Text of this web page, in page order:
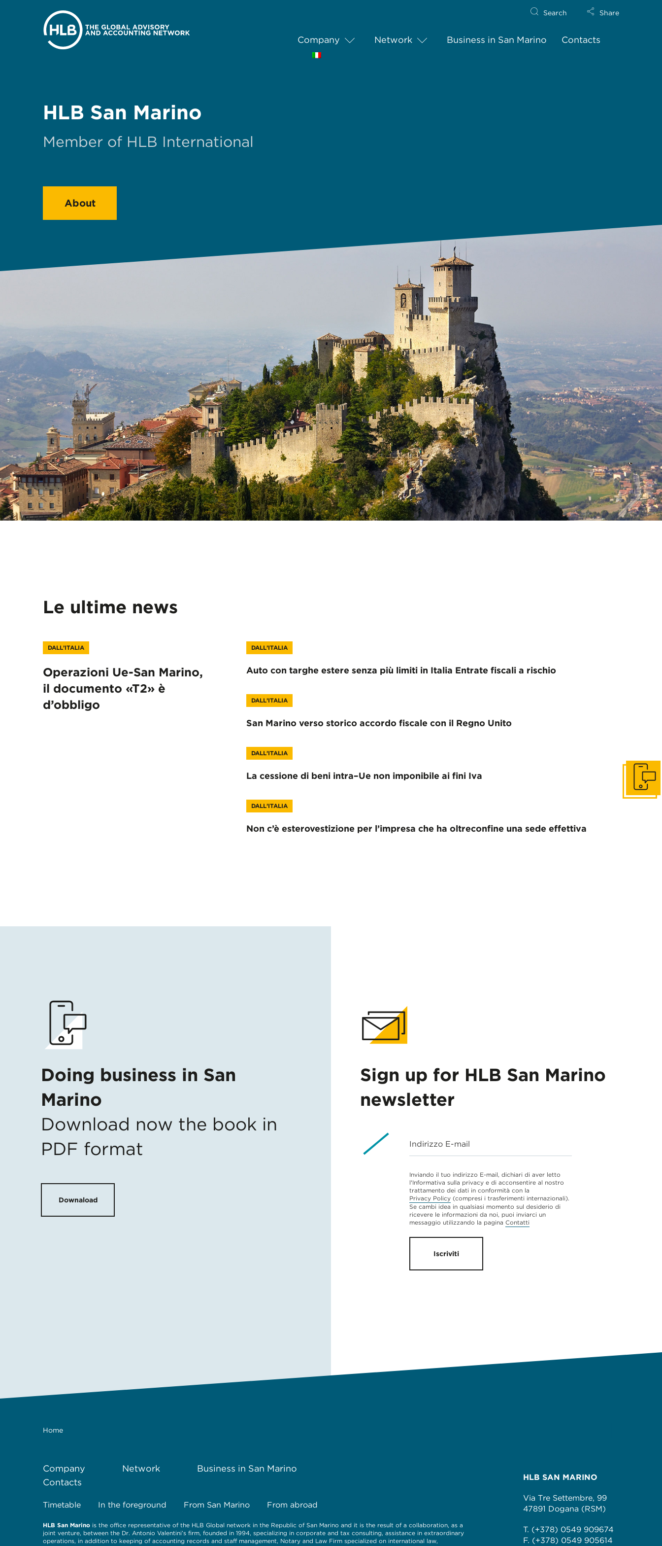
Company Network Business in San Marino Contacts
Search Share
HLB San Marino
Member of HLB International
About
Le ultime news
DALL’ITALIA
Operazioni Ue-San Marino,
il documento «T2» è
d’obbligo
DALL’ITALIA
Auto con targhe estere senza più limiti in Italia Entrate fiscali a rischio
DALL’ITALIA
San Marino verso storico accordo fiscale con il Regno Unito
DALL’ITALIA
La cessione di beni intra–Ue non imponibile ai fini Iva
DALL’ITALIA
Non c’è esterovestizione per l’impresa che ha oltreconfine una sede effettiva
Doing business in San
Marino
Download now the book in
PDF format
Downaload
Sign up for HLB San Marino
newsletter
Indirizzo E-mail
Inviando il tuo indirizzo E-mail, dichiari di aver letto
l'Informativa sulla privacy e di acconsentire al nostro
trattamento dei dati in conformità con la
Privacy Policy (compresi i trasferimenti internazionali).
Se cambi idea in qualsiasi momento sul desiderio di
ricevere le informazioni da noi, puoi inviarci un
messaggio utilizzando la pagina Contatti
Iscriviti
Home
Company Network
Business in San Marino
Contacts
Timetable In the foreground From San Marino From abroad
HLB SAN MARINO
Via Tre Settembre, 99
47891 Dogana (RSM)
T. (+378) 0549 909674
F. (+378) 0549 905614
HLB San Marino is the office representative of the HLB Global network in the Republic of San Marino and it is the result of a collaboration, as a
joint venture, between the Dr. Antonio Valentini’s firm, founded in 1994, specializing in corporate and tax consulting, assistance in extraordinary
operations, in addition to keeping of accounting records and staff management, Notary and Law Firm specialized on international law,
Contact